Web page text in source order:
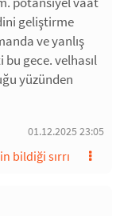
geliştirme
ve yanlış
gece. velhasıl
yüzünden
01.12.2025 23:05
bildiği sırrı